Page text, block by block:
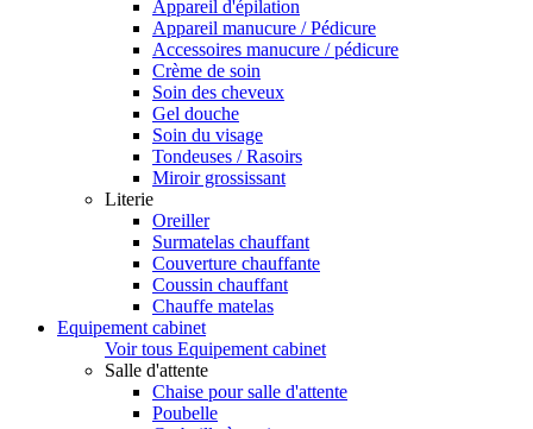
Appareil d'épilation
Appareil manucure / Pédicure
Accessoires manucure / pédicure
Crème de soin
Soin des cheveux
Gel douche
Soin du visage
Tondeuses / Rasoirs
Miroir grossissant
Literie
Oreiller
Surmatelas chauffant
Couverture chauffante
Coussin chauffant
Chauffe matelas
Equipement cabinet
Voir tous Equipement cabinet
Salle d'attente
Chaise pour salle d'attente
Poubelle